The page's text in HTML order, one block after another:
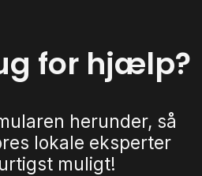
for hjælp?
herunder, så
lokale eksperter
muligt!